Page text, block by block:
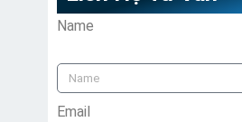
Name
Email